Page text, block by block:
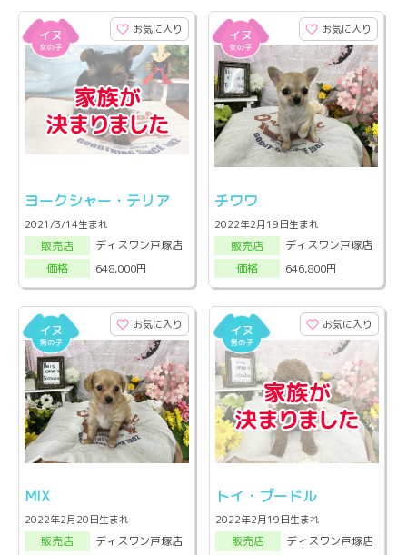
お気に入り
ヨークシャー・テリア
2021/3/14生まれ
販売店
ディスワン戸塚店
価格
648,000円
お気に入り
チワワ
2022年2月19日生まれ
販売店
ディスワン戸塚店
価格
646,800円
お気に入り
MIX
2022年2月20日生まれ
販売店
ディスワン戸塚店
お気に入り
トイ・プードル
2022年2月19日生まれ
販売店
ディスワン戸塚店